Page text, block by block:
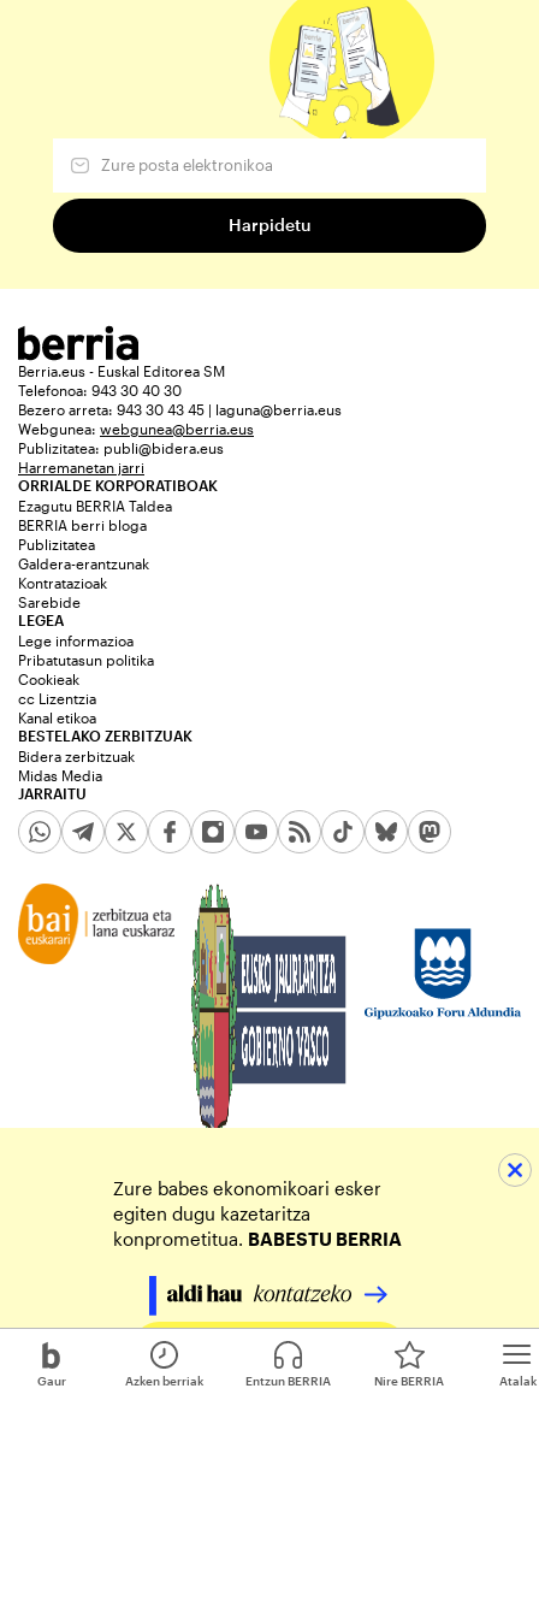
Gaur Atalak
Azken berriak Entzun BERRIA Nire BERRIA
Berria.eus - Euskal Editorea SM
Telefonoa: 943 30 40 30
Bezero arreta: 943 30 43 45 | laguna@berria.eus
Webgunea: webgunea@berria.eus
Publizitatea: publi@bidera.eus
Harremanetan jarri
ORRIALDE KORPORATIBOAK
Ezagutu BERRIA Taldea
BERRIA berri bloga
Publizitatea
Galdera-erantzunak
Kontratazioak
Sarebide
JARRAITU
LEGEA
Lege informazioa
Pribatutasun politika
Cookieak
cc Lizentzia
Kanal etikoa
BESTELAKO ZERBITZUAK
Bidera zerbitzuak
Midas Media
Zure babes ekonomikoari esker
egiten dugu kazetaritza
konprometitua. BABESTU BERRIA
Egin zure ekarpena